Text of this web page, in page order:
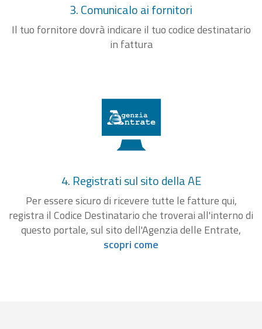
3. Comunicalo ai fornitori
Il tuo fornitore dovrà indicare il tuo codice destinatario
in fattura
4. Registrati sul sito della AE
Per essere sicuro di ricevere tutte le fatture qui,
registra il Codice Destinatario che troverai all'interno di
questo portale, sul sito dell'Agenzia delle Entrate,
scopri come